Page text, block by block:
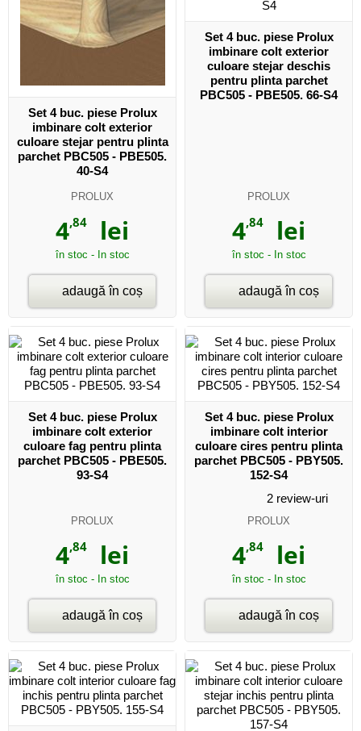
Set 4 buc. piese Prolux
imbinare colt exterior
culoare stejar pentru plinta
parchet PBC505 - PBE505.
40-S4
PROLUX
4,84 lei
în stoc - In stoc
adaugă în coș
Set 4 buc. piese Prolux
imbinare colt exterior
culoare stejar deschis
pentru plinta parchet
PBC505 - PBE505. 66-S4
PROLUX
4,84 lei
în stoc - In stoc
adaugă în coș
Set 4 buc. piese Prolux
imbinare colt exterior
culoare fag pentru plinta
parchet PBC505 - PBE505.
93-S4
PROLUX
4,84 lei
în stoc - In stoc
adaugă în coș
Set 4 buc. piese Prolux
imbinare colt interior
culoare cires pentru plinta
parchet PBC505 - PBY505.
152-S4
2review-uri
PROLUX
4,84 lei
în stoc - In stoc
adaugă în coș